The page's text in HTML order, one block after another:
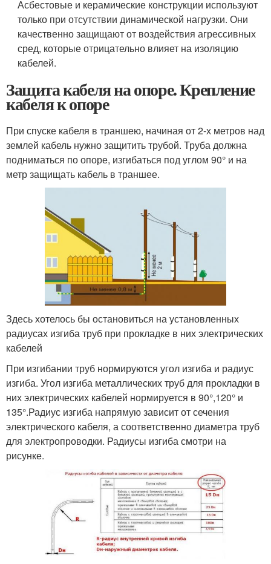
Асбестовые и керамические конструкции используют
только при отсутствии динамической нагрузки. Они
качественно защищают от воздействия агрессивных
сред, которые отрицательно влияет на изоляцию
кабелей.
Защита кабеля на опоре. Крепление
кабеля к опоре
При спуске кабеля в траншею, начиная от 2-х метров над
землей кабель нужно защитить трубой. Труба должна
подниматься по опоре, изгибаться под углом 90° и на
метр защищать кабель в траншее.
Здесь хотелось бы остановиться на установленных
радиусах изгиба труб при прокладке в них электрических
кабелей
При изгибании труб нормируются угол изгиба и радиус
изгиба. Угол изгиба металлических труб для прокладки в
них электрических кабелей нормируется в 90°,120° и
135°.Радиус изгиба напрямую зависит от сечения
электрического кабеля, а соответственно диаметра труб
для электропроводки. Радиусы изгиба смотри на
рисунке.